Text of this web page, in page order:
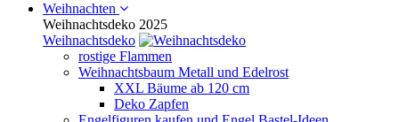
Weihnachten
Weihnachtsdeko 2025
Weihnachtsdeko
rostige Flammen
Weihnachtsbaum Metall und Edelrost
XXL Bäume ab 120 cm
Deko Zapfen